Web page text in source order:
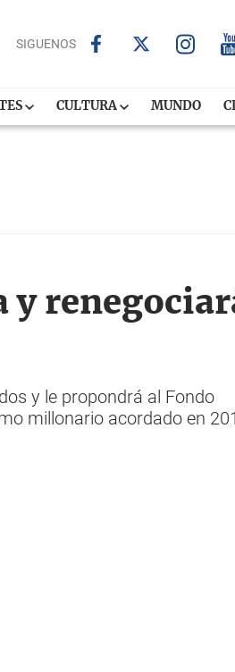
SIGUENOS
CULTURA MUNDO
y
y le propondrá al Fondo
millonario acordado en